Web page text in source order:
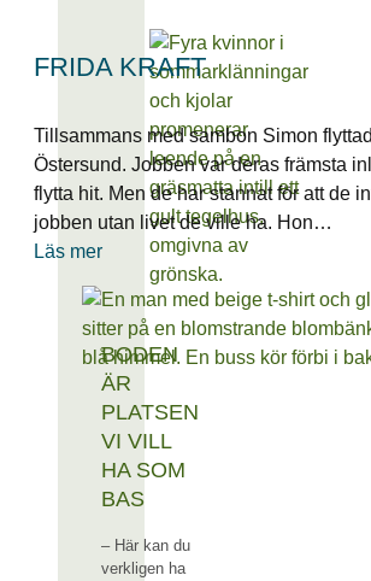
BODEN
ÄR
PLATSEN
VI VILL
HA SOM
BAS
– Här kan du
verkligen ha
FRIDA KRAFT
Tillsammans med sambon Simon
Östersund. Jobben var deras främsta
flytta hit. Men de har stannat för att de
jobben utan livet de ville ha. Hon…
Läs mer